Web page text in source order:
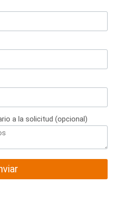
a la solicitud (opcional)